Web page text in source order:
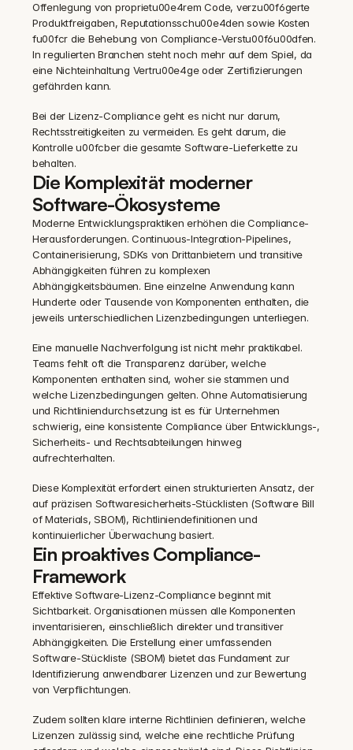
Offenlegung von proprietu00e4rem Code, verzu00f6gerte
Produktfreigaben, Reputationsschu00e4den sowie Kosten
fu00fcr die Behebung von Compliance-Verstu00f6u00dfen.
In regulierten Branchen steht noch mehr auf dem Spiel, da
eine Nichteinhaltung Vertru00e4ge oder Zertifizierungen
gefährden kann.
Bei der Lizenz-Compliance geht es nicht nur darum,
Rechtsstreitigkeiten zu vermeiden. Es geht darum, die
Kontrolle u00fcber die gesamte Software-Lieferkette zu
behalten.
Die Komplexität moderner
Software-Ökosysteme
Moderne Entwicklungspraktiken erhöhen die Compliance-
Herausforderungen. Continuous-Integration-Pipelines,
Containerisierung, SDKs von Drittanbietern und transitive
Abhängigkeiten führen zu komplexen
Abhängigkeitsbäumen. Eine einzelne Anwendung kann
Hunderte oder Tausende von Komponenten enthalten, die
jeweils unterschiedlichen Lizenzbedingungen unterliegen.
Eine manuelle Nachverfolgung ist nicht mehr praktikabel.
Teams fehlt oft die Transparenz darüber, welche
Komponenten enthalten sind, woher sie stammen und
welche Lizenzbedingungen gelten. Ohne Automatisierung
und Richtliniendurchsetzung ist es für Unternehmen
schwierig, eine konsistente Compliance über Entwicklungs-,
Sicherheits- und Rechtsabteilungen hinweg
aufrechterhalten.
Diese Komplexität erfordert einen strukturierten Ansatz, der
auf präzisen Softwaresicherheits-Stücklisten (Software Bill
of Materials, SBOM), Richtliniendefinitionen und
kontinuierlicher Überwachung basiert.
Ein proaktives Compliance-
Framework
Effektive Software-Lizenz-Compliance beginnt mit
Sichtbarkeit. Organisationen müssen alle Komponenten
inventarisieren, einschließlich direkter und transitiver
Abhängigkeiten. Die Erstellung einer umfassenden
Software-Stückliste (SBOM) bietet das Fundament zur
Identifizierung anwendbarer Lizenzen und zur Bewertung
von Verpflichtungen.
Zudem sollten klare interne Richtlinien definieren, welche
Lizenzen zulässig sind, welche eine rechtliche Prüfung